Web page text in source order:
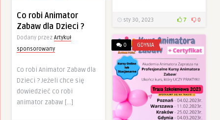
sty 30, 2023 7 0
Co robi Animator
Zabaw dla Dzieci ?
Dodany przez Artykuł
sponsorowany
Co robi Animator Zabaw dla
Dzieci ? Jeżeli chce się
dowiedzieć co robi
animator zabaw […]
0 GDYNIA